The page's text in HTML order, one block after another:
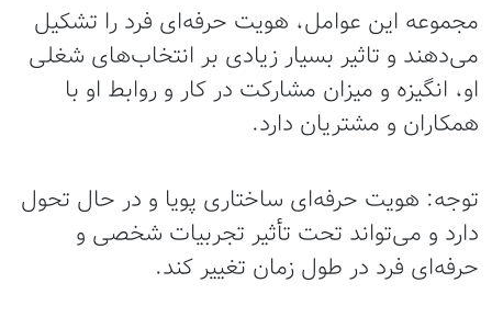
مجموعه این عوامل، هویت حرفه‌ای فرد را تشکیل
می‌دهند و تاثیر بسیار زیادی بر انتخاب‌های شغلی
او، انگیزه و میزان مشارکت در کار و روابط او با
همکاران و مشتریان دارد.
توجه: هویت حرفه‌ای ساختاری پویا و در حال تحول
دارد و می‌تواند تحت تأثیر تجربیات شخصی و
حرفه‌ای فرد در طول زمان تغییر کند.